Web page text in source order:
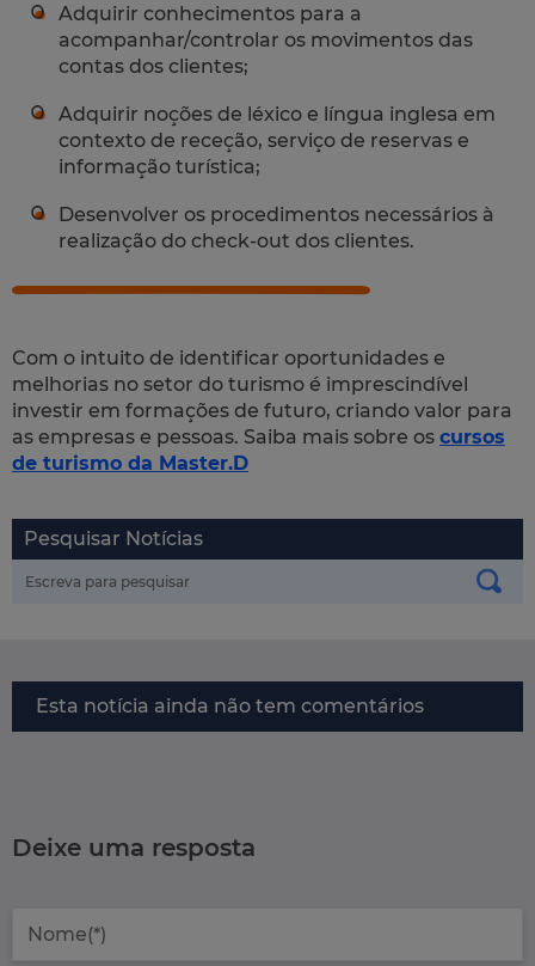
Adquirir conhecimentos para a
acompanhar/controlar os movimentos das
contas dos clientes;
Adquirir noções de léxico e língua inglesa em
contexto de receção, serviço de reservas e
informação turística;
Desenvolver os procedimentos necessários à
realização do check-out dos clientes.
Com o intuito de identificar oportunidades e
melhorias no setor do turismo é imprescindível
investir em formações de futuro, criando valor para
as empresas e pessoas. Saiba mais sobre os cursos
de turismo da Master.D
Pesquisar Notícias
Esta notícia ainda não tem comentários
Deixe uma resposta